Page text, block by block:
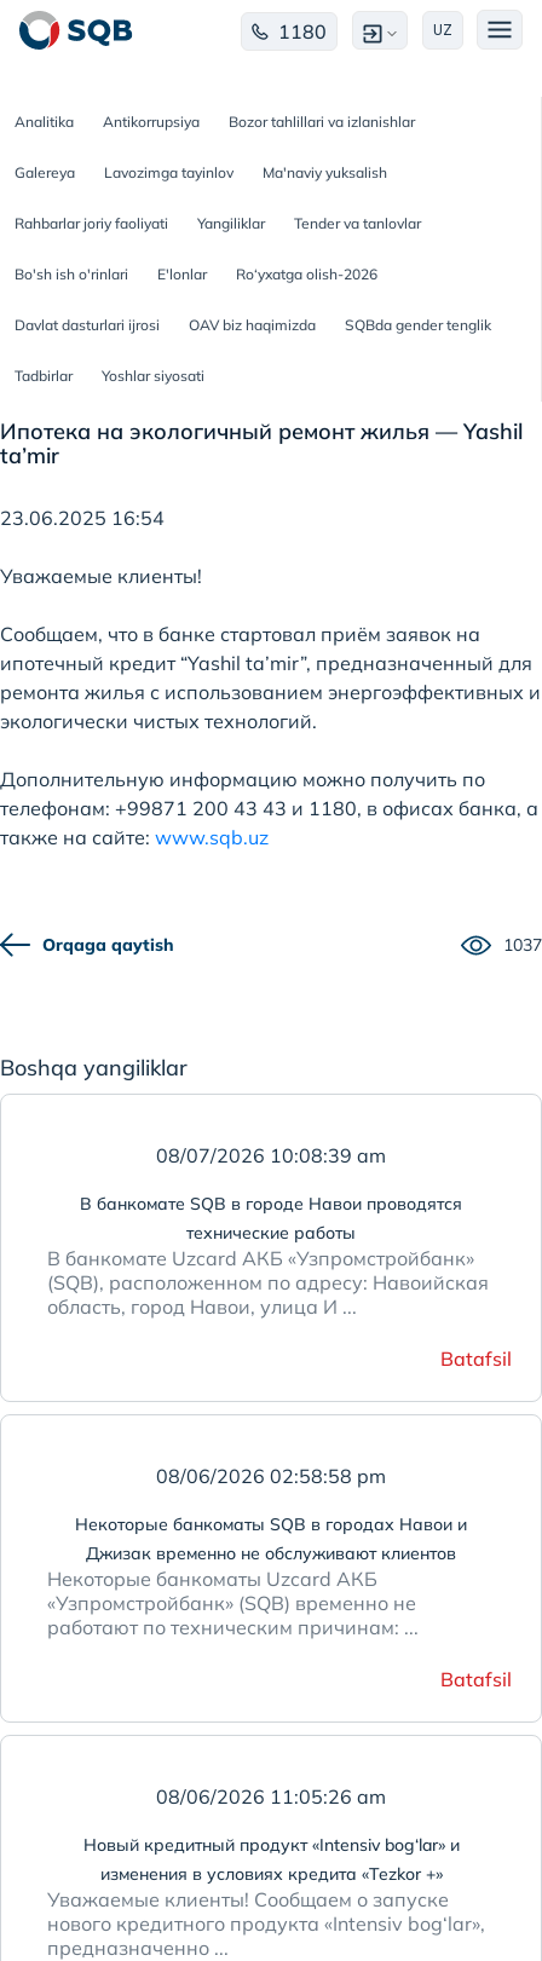
1180 UZ
Analitika Antikorrupsiya Bozor tahlillari va izlanishlar
Galereya Lavozimga tayinlov Ma'naviy yuksalish
Rahbarlar joriy faoliyati Yangiliklar Tender va tanlovlar
Bo'sh ish o'rinlari E'lonlar Ro‘yxatga olish-2026
Davlat dasturlari ijrosi OAV biz haqimizda SQBda gender tenglik
Tadbirlar Yoshlar siyosati
Ипотека на экологичный ремонт жилья — Yashil
ta’mir
23.06.2025 16:54
Уважаемые клиенты!
Сообщаем, что в банке стартовал приём заявок на
ипотечный кредит “Yashil ta’mir”, предназначенный для
ремонта жилья с использованием энергоэффективных и
экологически чистых технологий.
Дополнительную информацию можно получить по
телефонам: +99871 200 43 43 и 1180, в офисах банка, а
также на сайте: www.sqb.uz
Orqaga qaytish 1037
Boshqa yangiliklar
08/07/2026 10:08:39 am
В банкомате SQB в городе Навои проводятся
технические работы
В банкомате Uzcard АКБ «Узпромстройбанк»
(SQB), расположенном по адресу: Навоийская
область, город Навои, улица И ...
Batafsil
08/06/2026 02:58:58 pm
Некоторые банкоматы SQB в городах Навои и
Джизак временно не обслуживают клиентов
Некоторые банкоматы Uzcard АКБ
«Узпромстройбанк» (SQB) временно не
работают по техническим причинам: ...
Batafsil
08/06/2026 11:05:26 am
Новый кредитный продукт «Intensiv bog‘lar» и
изменения в условиях кредита «Tezkor +»
Уважаемые клиенты! Сообщаем о запуске
нового кредитного продукта «Intensiv bog‘lar»,
предназначенно ...